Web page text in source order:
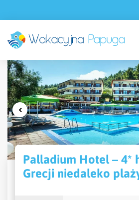
Palladium Hotel – 4*
Grecji niedaleko